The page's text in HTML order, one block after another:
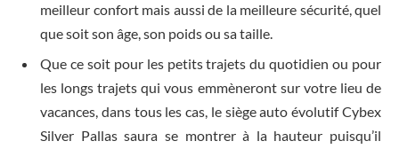
meilleur confort mais aussi de la meilleure sécurité, quel
que soit son âge, son poids ou sa taille.
Que ce soit pour les petits trajets du quotidien ou pour
les longs trajets qui vous emmèneront sur votre lieu de
vacances, dans tous les cas, le siège auto évolutif Cybex
Silver Pallas saura se montrer à la hauteur puisqu’il